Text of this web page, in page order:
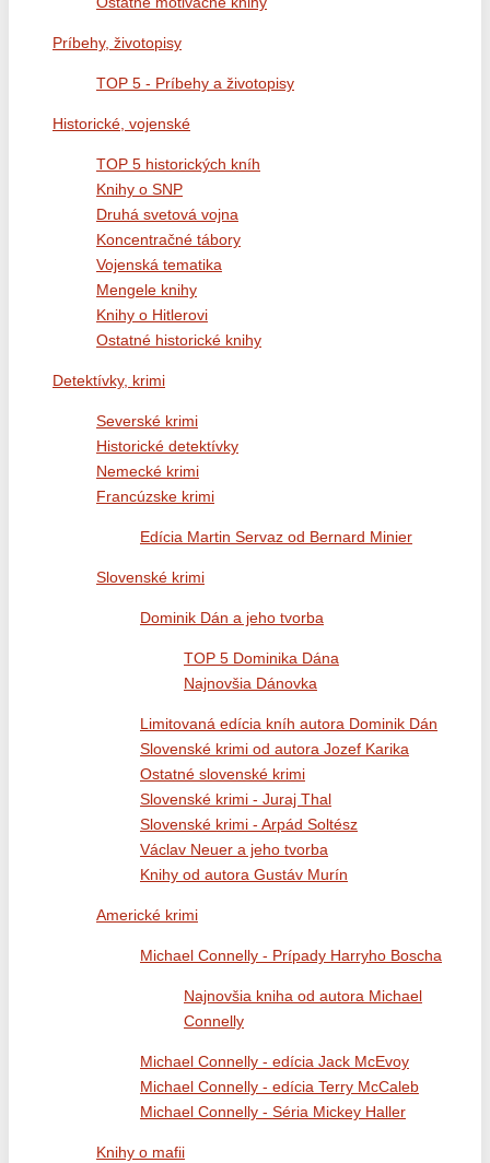
Príbehy, životopisy
TOP 5 - Príbehy a životopisy
Historické, vojenské
TOP 5 historických kníh
Knihy o SNP
Druhá svetová vojna
Koncentračné tábory
Vojenská tematika
Mengele knihy
Knihy o Hitlerovi
Ostatné historické knihy
Detektívky, krimi
Severské krimi
Historické detektívky
Nemecké krimi
Francúzske krimi
Edícia Martin Servaz od Bernard Minier
Slovenské krimi
Dominik Dán a jeho tvorba
TOP 5 Dominika Dána
Najnovšia Dánovka
Limitovaná edícia kníh autora Dominik Dán
Slovenské krimi od autora Jozef Karika
Ostatné slovenské krimi
Slovenské krimi - Juraj Thal
Slovenské krimi - Arpád Soltész
Václav Neuer a jeho tvorba
Knihy od autora Gustáv Murín
Americké krimi
Michael Connelly - Prípady Harryho Boscha
Najnovšia kniha od autora Michael
Connelly
Michael Connelly - edícia Jack McEvoy
Michael Connelly - edícia Terry McCaleb
Michael Connelly - Séria Mickey Haller
Knihy o mafii